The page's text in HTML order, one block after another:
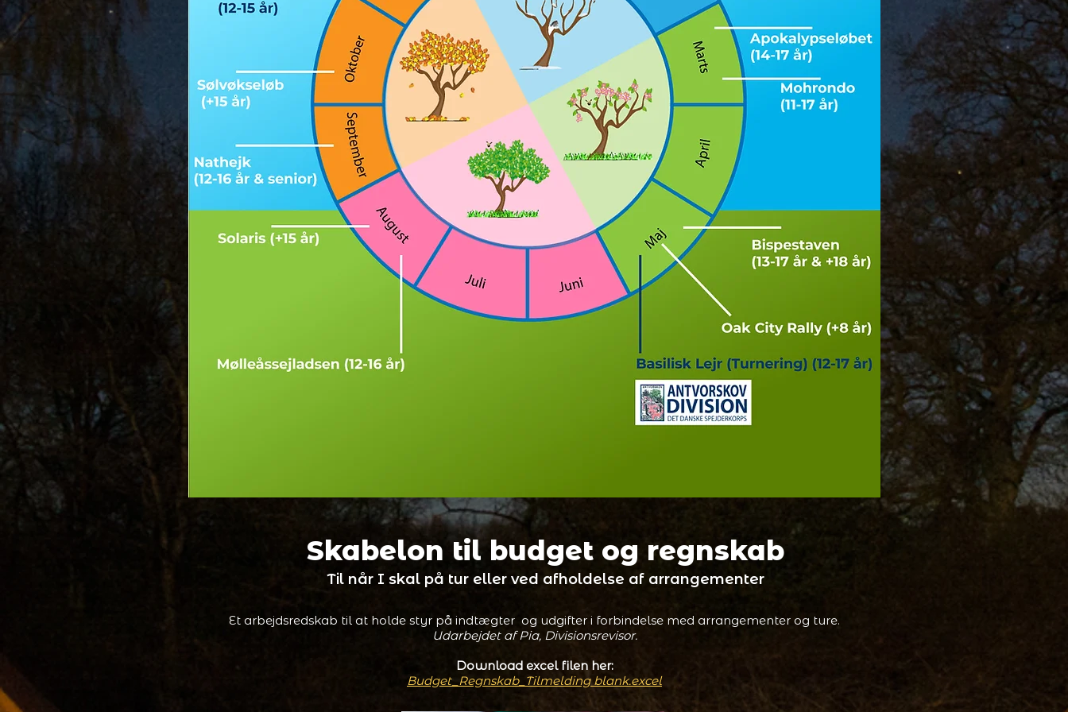
Skabelon til budget og regnskab
Til når I skal på tur eller ved afholdelse af arrangementer
Et arbejdsredskab til at holde styr på indtægter og udgifter i forbindelse med arrangementer og ture.
Udarbejdet af Pia, Divisionsrevisor.
Download excel filen her:
Budget_Regnskab_Tilmelding blank.excel